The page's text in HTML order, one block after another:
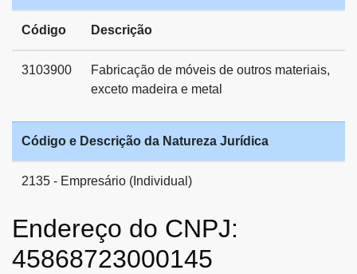
Código Descrição
3103900
Fabricação de móveis de outros materiais,
exceto madeira e metal
Código e Descrição da Natureza Jurídica
2135 - Empresário (Individual)
Endereço do CNPJ:
45868723000145